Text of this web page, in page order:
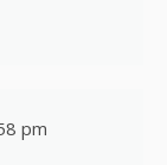
pm